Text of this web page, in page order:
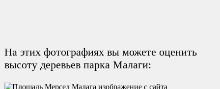
На этих фотографиях вы можете оценить
высоту деревьев парка Малаги: